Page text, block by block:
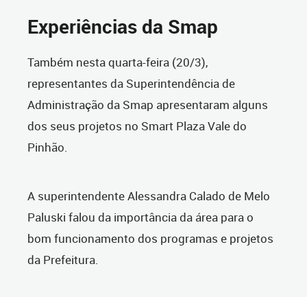
Experiências da Smap
Também nesta quarta-feira (20/3),
representantes da Superintendência de
Administração da Smap apresentaram alguns
dos seus projetos no Smart Plaza Vale do
Pinhão.
A superintendente Alessandra Calado de Melo
Paluski falou da importância da área para o
bom funcionamento dos programas e projetos
da Prefeitura.